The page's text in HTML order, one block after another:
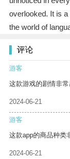
overlooked. It is
the world of
评论
游客
这款游戏的剧情非常
2024-06-21
游客
这款app的商品种类
2024-06-21